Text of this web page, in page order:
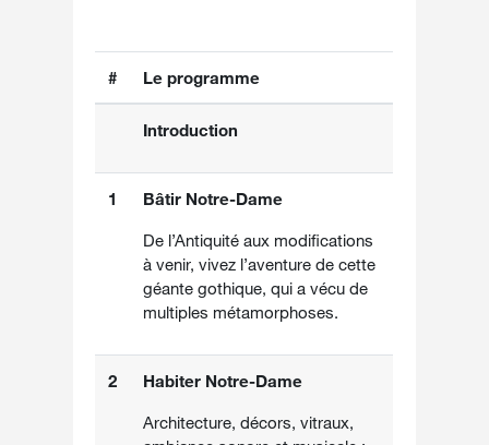
# Le programme
Introduction
1 Bâtir Notre-Dame
De l’Antiquité aux modifications
à venir, vivez l’aventure de cette
géante gothique, qui a vécu de
multiples métamorphoses.
2 Habiter Notre-Dame
Architecture, décors, vitraux,